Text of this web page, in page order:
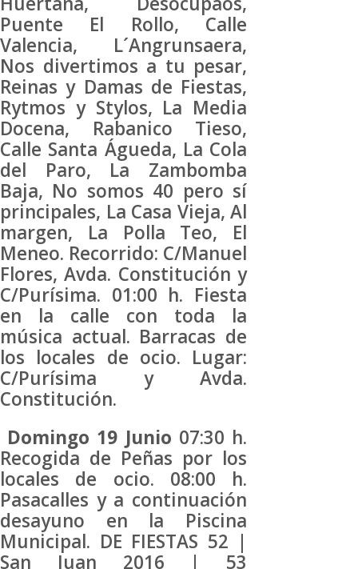
Puente El Rollo, Calle
Valencia, L´Angrunsaera,
Nos divertimos a tu pesar,
Reinas y Damas de Fiestas,
Rytmos y Stylos, La Media
Docena, Rabanico Tieso,
Calle Santa Águeda, La Cola
del Paro, La Zambomba
Baja, No somos 40 pero sí
principales, La Casa Vieja, Al
margen, La Polla Teo, El
Meneo. Recorrido: C/Manuel
Flores, Avda. Constitución y
C/Purísima. 01:00 h. Fiesta
en la calle con toda la
música actual. Barracas de
los locales de ocio. Lugar:
C/Purísima y Avda.
Constitución.
Domingo 19 Junio 07:30 h.
Recogida de Peñas por los
locales de ocio. 08:00 h.
Pasacalles y a continuación
desayuno en la Piscina
Municipal. DE FIESTAS 52 |
San Juan 2016 | 53